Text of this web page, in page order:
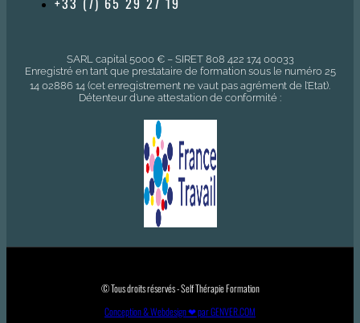
SARL capital 5000 € – SIRET 808 422 174 00033
Enregistré en tant que prestataire de formation sous le numéro 25
14 02886 14 (cet enregistrement ne vaut pas agrément de l’Etat).
Détenteur d’une attestation de conformité :
© Tous droits réservés - Self Thérapie Formation
Conception & Webdesign ❤ par GENVER.COM